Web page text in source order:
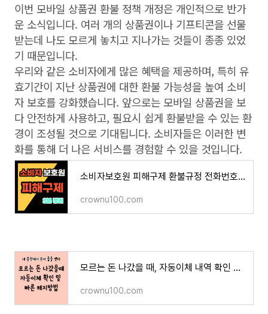
이번 모바일 상품권 환불 정책 개정은 개인적으로 반가
운 소식입니다. 여러 개의 상품권이나 기프티콘을 선물
받는데 나도 모르게 놓치고 지나가는 것들이 종종 있었
기 때문입니다.
우리와 같은 소비자에게 많은 혜택을 제공하며, 특히 유
효기간이 지난 상품권에 대한 환불 가능성을 높여 소비
자 보호를 강화했습니다. 앞으로는 모바일 상품권을 보
다 안전하게 사용하고, 필요시 쉽게 환불받을 수 있는 환
경이 조성될 것으로 기대됩니다. 소비자들은 이러한 변
화를 통해 더 나은 서비스를 경험할 수 있을 것입니다.
소비자보호원 피해구제 환불규정 전화번호 이렇게 하면 된다.
crownu100.com
모르는 돈 나갔을 때, 자동이체 내역 확인 및 자동이체 해지 방법
crownu100.com